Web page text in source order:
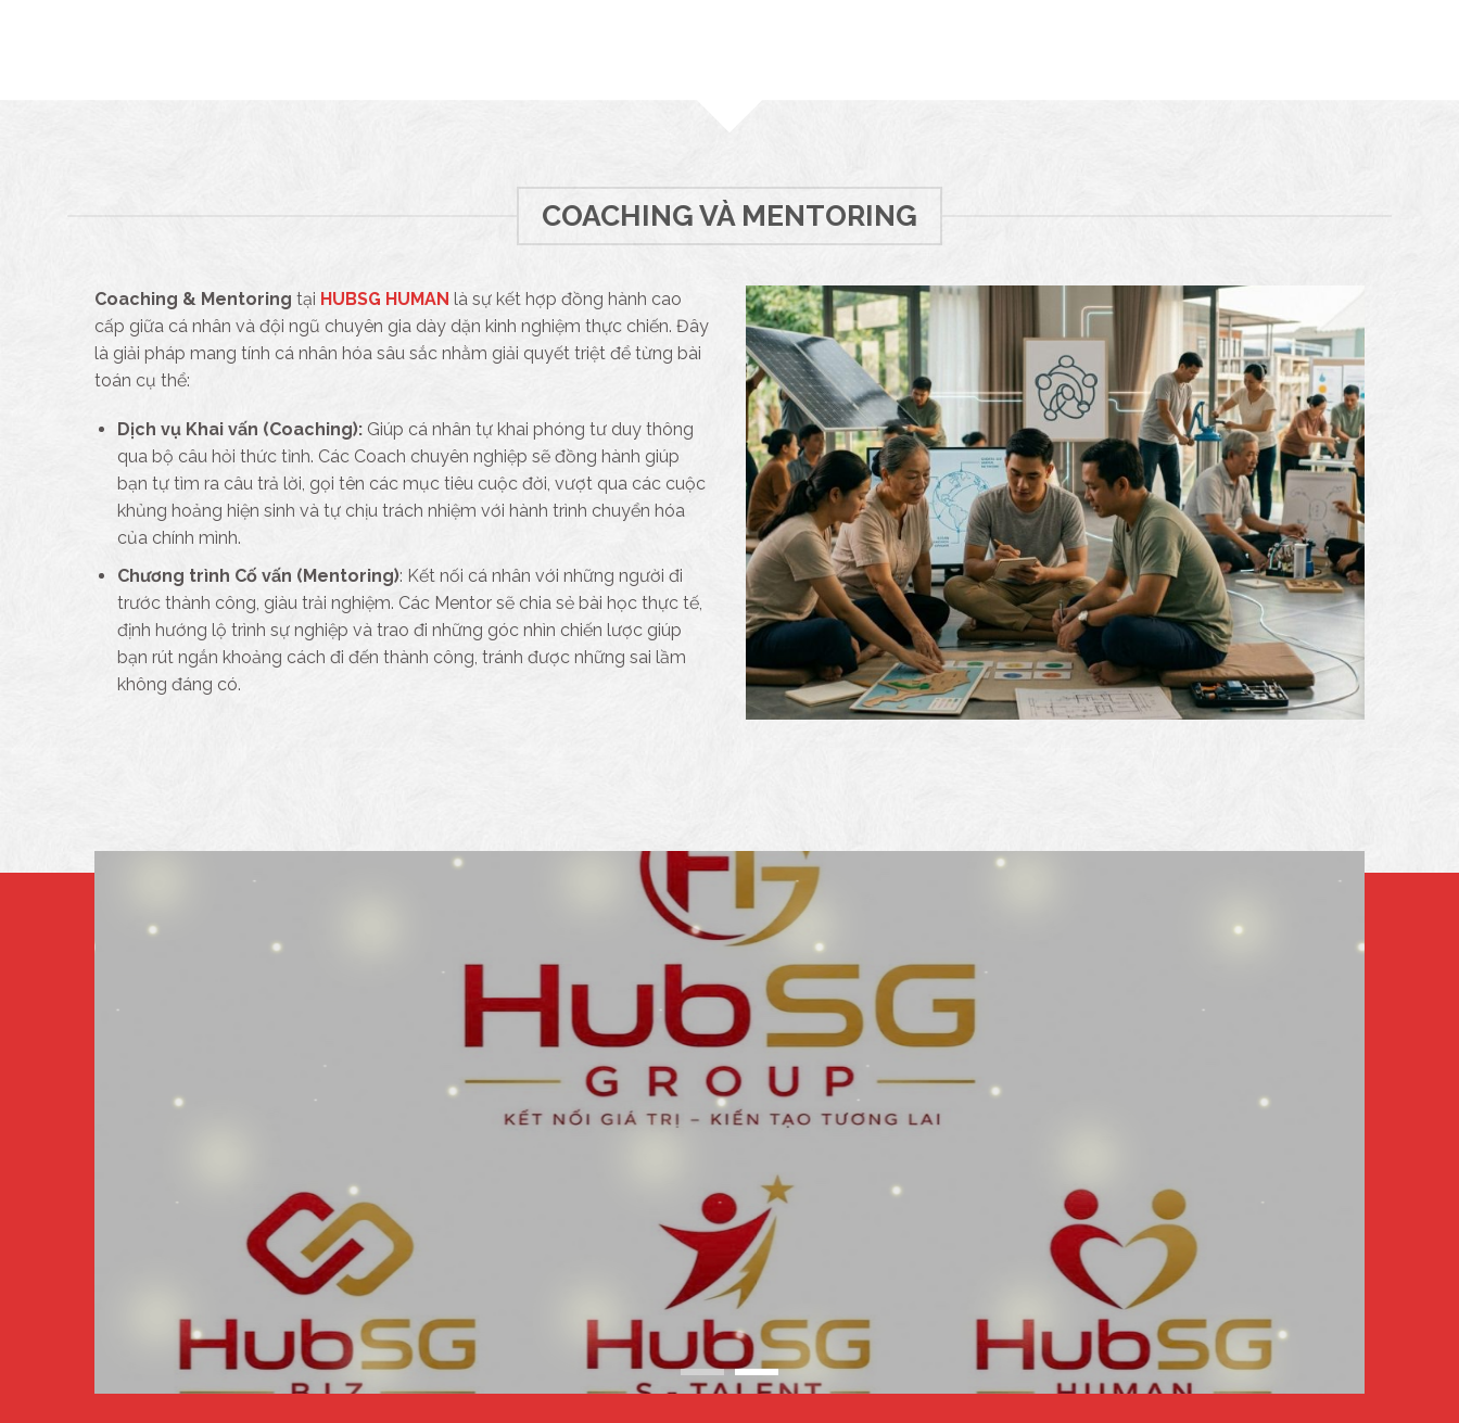
COACHING VÀ MENTORING
Coaching & Mentoring tại HUBSG HUMAN là sự kết hợp đồng hành cao
cấp giữa cá nhân và đội ngũ chuyên gia dày dặn kinh nghiệm thực chiến. Đây
là giải pháp mang tính cá nhân hóa sâu sắc nhằm giải quyết triệt để từng bài
toán cụ thể:
Dịch vụ Khai vấn (Coaching):Giúp cá nhân tự khai phóng tư duy thông
qua bộ câu hỏi thức tỉnh. Các Coach chuyên nghiệp sẽ đồng hành giúp
bạn tự tìm ra câu trả lời, gọi tên các mục tiêu cuộc đời, vượt qua các cuộc
khủng hoảng hiện sinh và tự chịu trách nhiệm với hành trình chuyển hóa
của chính mình.
Chương trình Cố vấn (Mentoring): Kết nối cá nhân với những người đi
trước thành công, giàu trải nghiệm. Các Mentor sẽ chia sẻ bài học thực tế,
định hướng lộ trình sự nghiệp và trao đi những góc nhìn chiến lược giúp
bạn rút ngắn khoảng cách đi đến thành công, tránh được những sai lầm
không đáng có.